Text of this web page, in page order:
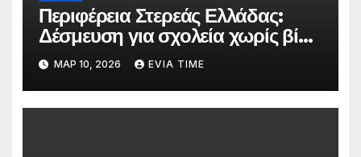
Περιφέρεια Στερεάς Ελλάδας:
Δέσμευση για σχολεία χωρίς βία
με αφορμή την Πανελλήνια
Ημέρα κατά της Σχολικής Βίας
ΜΑΡ 10, 2026 EVIA TIME